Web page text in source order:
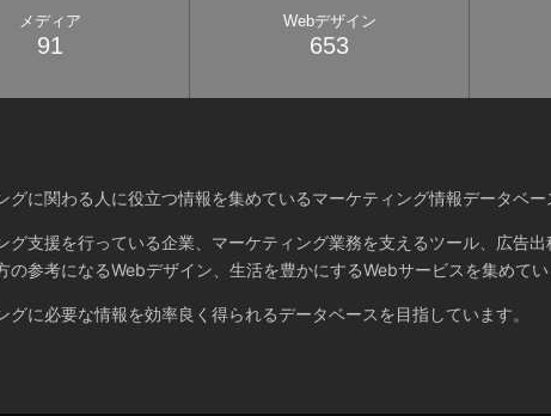
メディア
91
Webデザイン
653
グに関わる人に役立つ情報を集めているマーケティング情報データベー
グ支援を行っている企業、マーケティング業務を支えるツール、広告出
の参考になるWebデザイン、生活を豊かにするWebサービスを集めてい
グに必要な情報を効率良く得られるデータベースを目指しています。